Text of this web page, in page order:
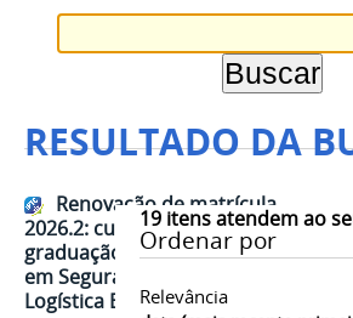
RESULTADO DA
19itens atendem ao
Ordenar por
Relevância
Renovação de matrícula
2026.2: cursos superiores, pós-
graduação e técnico Subsequente
em Segurança do Trabalho e
Logística Ead